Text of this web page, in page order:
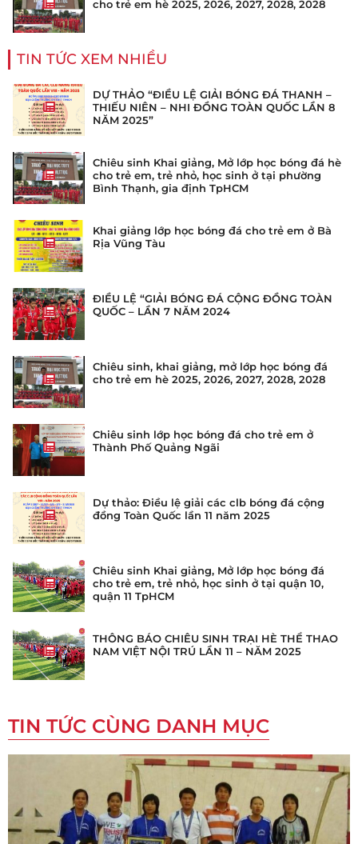
cho trẻ em hè 2025, 2026, 2027, 2028, 2028
TIN TỨC XEM NHIỀU
DỰ THẢO “ĐIỀU LỆ GIẢI BÓNG ĐÁ THANH –
THIẾU NIÊN – NHI ĐỒNG TOÀN QUỐC LẦN 8
NĂM 2025”
Chiêu sinh Khai giảng, Mở lớp học bóng đá hè
cho trẻ em, trẻ nhỏ, học sinh ở tại phường
Bình Thạnh, gia định TpHCM
Khai giảng lớp học bóng đá cho trẻ em ở Bà
Rịa Vũng Tàu
ĐIỀU LỆ “GIẢI BÓNG ĐÁ CỘNG ĐỒNG TOÀN
QUỐC – LẦN 7 NĂM 2024
Chiêu sinh, khai giảng, mở lớp học bóng đá
cho trẻ em hè 2025, 2026, 2027, 2028, 2028
Chiêu sinh lớp học bóng đá cho trẻ em ở
Thành Phố Quảng Ngãi
Dự thảo: Điều lệ giải các clb bóng đá cộng
đồng Toàn Quốc lần 11 năm 2025
Chiêu sinh Khai giảng, Mở lớp học bóng đá
cho trẻ em, trẻ nhỏ, học sinh ở tại quận 10,
quận 11 TpHCM
THÔNG BÁO CHIÊU SINH TRẠI HÈ THỂ THAO
NAM VIỆT NỘI TRÚ LẦN 11 – NĂM 2025
TIN TỨC CÙNG DANH MỤC